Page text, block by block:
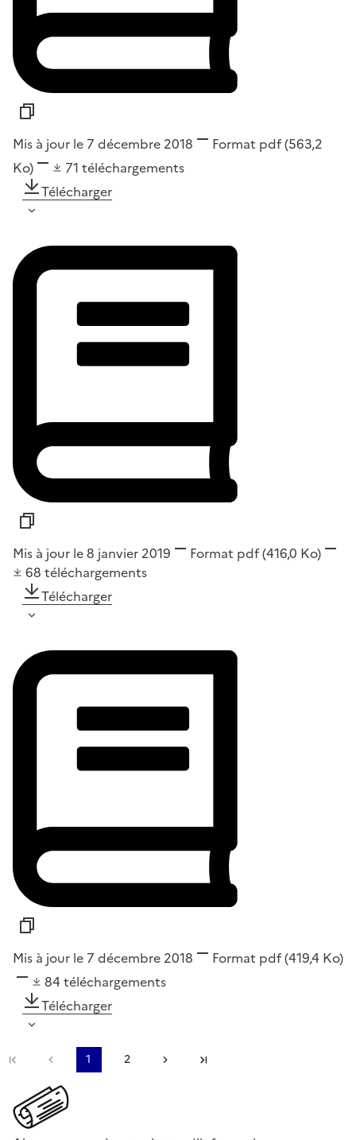
Mis à jour le 7 décembre 2018 Format pdf(563,2
Ko)
71 téléchargements
Télécharger
Mis à jour le 8 janvier 2019 Format pdf(416,0 Ko)
68 téléchargements
Télécharger
Mis à jour le 7 décembre 2018 Format pdf(419,4 Ko)
84 téléchargements
Télécharger
Première pagePage précédente
1 2 Page suivante